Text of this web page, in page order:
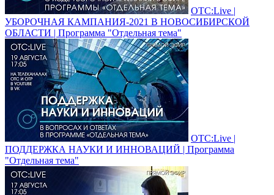
ОТС:Live |
УБОРОЧНАЯ КАМПАНИЯ-2021 В НОВОСИБИРСКОЙ
ОБЛАСТИ | Программа "Отдельная тема"
ОТС:Live |
ПОДДЕРЖКА НАУКИ И ИННОВАЦИЙ | Программа
"Отдельная тема"